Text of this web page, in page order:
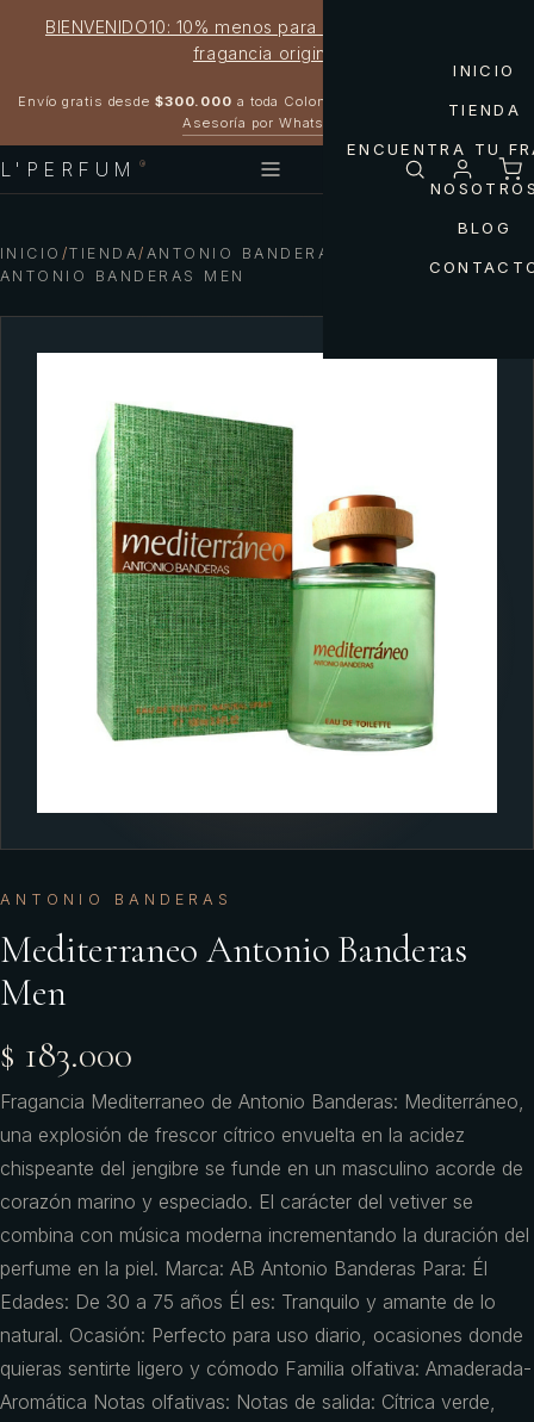
BIENVENIDO10: 10% menos para estrenar tu próxima
fragancia original
Envío gratis desde $300.000 a toda Colombia
Asesoría por WhatsApp
L'PERFUM ®
INICIO
TIENDA
ENCUENTRA TU
BLOG
INICIO /TIENDA/ ANTONIO BANDERAS — MEDITERRANEO
ANTONIO BANDERAS MEN
ANTONIO BANDERAS
Mediterraneo Antonio Banderas
Men
$ 183.000
Fragancia Mediterraneo de Antonio Banderas: Mediterráneo,
una explosión de frescor cítrico envuelta en la acidez
chispeante del jengibre se funde en un masculino acorde de
corazón marino y especiado. El carácter del vetiver se
combina con música moderna incrementando la duración del
perfume en la piel. Marca: AB Antonio Banderas Para: Él
Edades: De 30 a 75 años Él es: Tranquilo y amante de lo
natural. Ocasión: Perfecto para uso diario, ocasiones donde
quieras sentirte ligero y cómodo Familia olfativa: Amaderada-
Aromática Notas olfativas: Notas de salida: Cítrica verde,